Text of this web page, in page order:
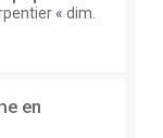
« dim.
en